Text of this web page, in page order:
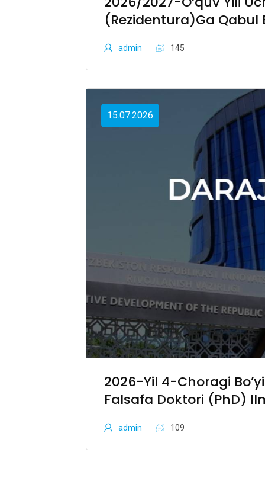
(rezidentura)ga Qabul
admin 145
15.07.2026
2026-Yil 4-Choragi Bo’yicha Fan Doktori
Falsafa Doktori (PhD)
admin 109